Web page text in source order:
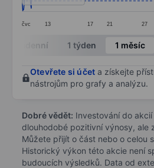
čvc 13 17 21 27
End of interactive chart.
Intradenní 1 týden 1 měsíc
Otevřete si účet a získejte
nástrojům pro grafy a analýzu.
Dobré vědět: Investování do
dlouhodobé pozitivní výnosy, ale
Můžete přijít o část nebo o celou
Historický výkon této akcie není
budoucích výsledků. Data od